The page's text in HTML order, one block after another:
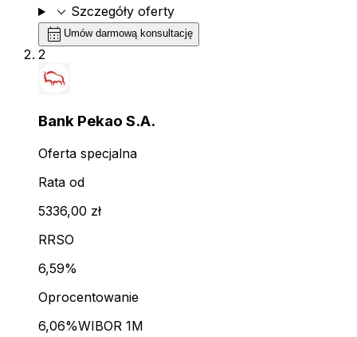
expand_more Szczegóły oferty
calendar_month Umów darmową konsultację
2
Bank Pekao S.A.
Oferta specjalna
Rata od
5336,00 zł
RRSO
6,59%
Oprocentowanie
6,06%WIBOR 1M